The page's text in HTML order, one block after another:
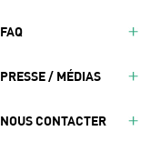
FAQ
PRESSE / MÉDIAS
NOUS CONTACTER